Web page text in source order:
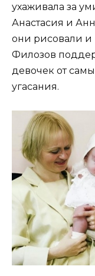
ухаживала за
Анастасия и
они рисовали и
Филозов
девочек от
угасания.